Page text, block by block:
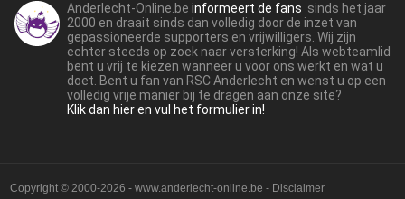
Anderlecht-Online.beinformeert de fans sinds het jaar
2000 en draait sinds dan volledig door de inzet van
gepassioneerde supporters en vrijwilligers. Wij zijn
echter steeds op zoek naar versterking! Als webteamlid
bent u vrij te kiezen wanneer u voor ons werkt en wat u
doet. Bent u fan van RSC Anderlecht en wenst u op een
volledig vrije manier bij te dragen aan onze site?
Klik dan hier en vul het formulier in!
Copyright © 2000-2026 - www.anderlecht-online.be - Disclaimer